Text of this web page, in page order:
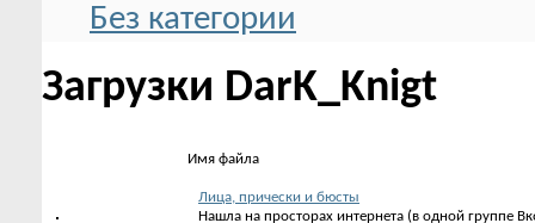
Без категории
Загрузки DarK_Knigt
Имя файла
Лица, прически и бюсты
Нашла на просторах интернета (в одной группе